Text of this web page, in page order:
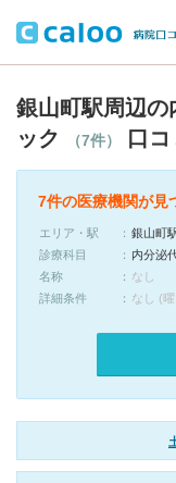
銀山町駅周辺の
ック
（7件） 口
7件の医療機関が見
エリア・駅
銀山町
診療科目
内分泌
名称
なし
詳細条件
なし (